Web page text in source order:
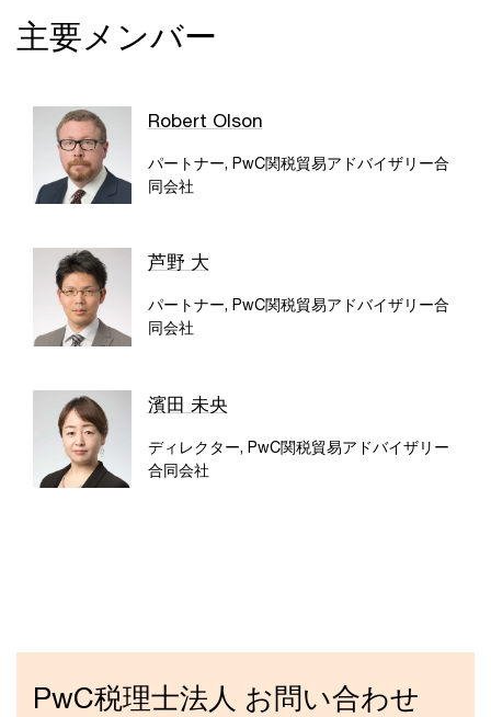
主要メンバー
Robert Olson
パートナー, PwC関税貿易アドバイザリー合
同会社
芦野 大
パートナー, PwC関税貿易アドバイザリー合
同会社
濱田 未央
ディレクター, PwC関税貿易アドバイザリー
合同会社
PwC税理士法人 お問い合わせ